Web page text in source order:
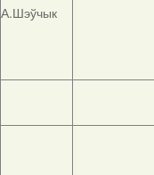
А.Шэўчык